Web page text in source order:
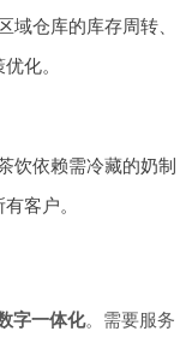
域仓库的库存周转、
化。
饮依赖需冷藏的奶制
客户。
字一体化。需要服务